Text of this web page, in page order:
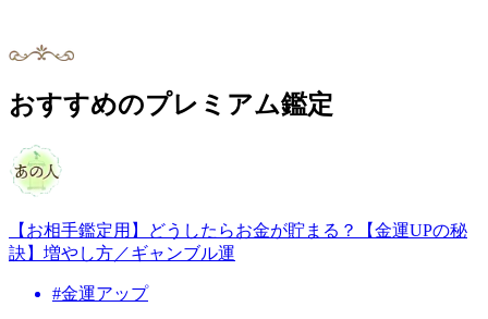
おすすめのプレミアム鑑定
【お相手鑑定用】どうしたらお金が貯まる？【金運UPの秘
訣】増やし方／ギャンブル運
#金運アップ